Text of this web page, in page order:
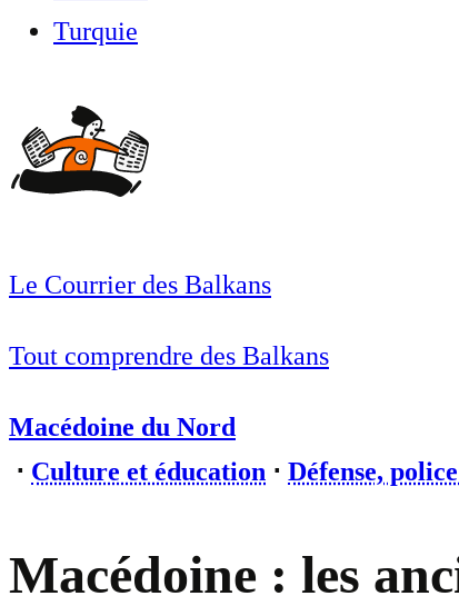
Turquie
Le Courrier des Balkans
Tout comprendre des Balkans
Macédoine du Nord
⋅ Culture et éducation ⋅ Défense,
Macédoine : les